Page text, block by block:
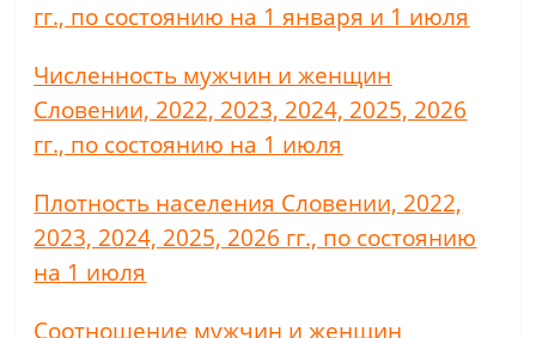
гг., по состоянию на 1 января и 1 июля
Численность мужчин и женщин
Словении, 2022, 2023, 2024, 2025, 2026
гг., по состоянию на 1 июля
Плотность населения Словении, 2022,
2023, 2024, 2025, 2026 гг., по состоянию
на 1 июля
Соотношение мужчин и женщин